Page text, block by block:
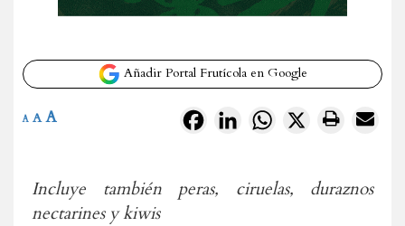
Añadir Portal Frutícola en Google
FacebookLinkedInWhatsApp
X
A A A
Incluye también peras, ciruelas, duraznos
nectarines y kiwis